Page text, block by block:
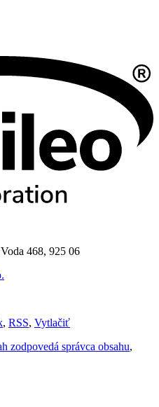
468, 925 06
, RSS, Vytlačiť
zodpovedá správca obsahu,